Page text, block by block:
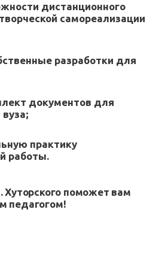
дистанционного
самореализации
разработки для
документов для
практику
работы.
Хуторского поможет вам
педагогом!